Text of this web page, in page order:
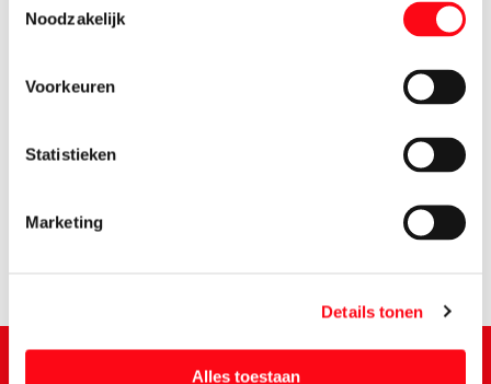
Noodzakelijk
Voorkeuren
Statistieken
Marketing
Details tonen
Alles toestaan
0.39